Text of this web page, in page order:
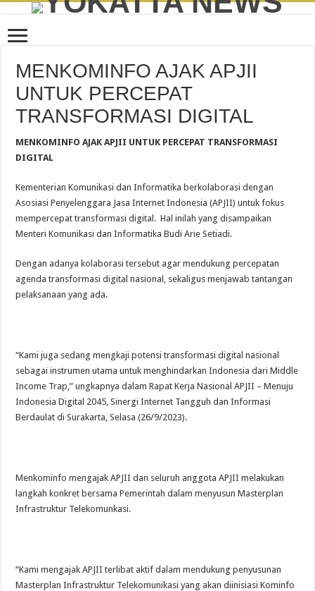
MENKOMINFO AJAK APJII
UNTUK PERCEPAT
TRANSFORMASI DIGITAL
MENKOMINFO AJAK APJII UNTUK PERCEPAT TRANSFORMASI
DIGITAL
Kementerian Komunikasi dan Informatika berkolaborasi dengan
Asosiasi Penyelenggara Jasa Internet Indonesia (APJII) untuk fokus
mempercepat transformasi digital. Hal inilah yang disampaikan
Menteri Komunikasi dan Informatika Budi Arie Setiadi.
Dengan adanya kolaborasi tersebut agar mendukung percepatan
agenda transformasi digital nasional, sekaligus menjawab tantangan
pelaksanaan yang ada.
“Kami juga sedang mengkaji potensi transformasi digital nasional
sebagai instrumen utama untuk menghindarkan Indonesia dari Middle
Income Trap,” ungkapnya dalam Rapat Kerja Nasional APJII – Menuju
Indonesia Digital 2045, Sinergi Internet Tangguh dan Informasi
Berdaulat di Surakarta, Selasa (26/9/2023).
Menkominfo mengajak APJII dan seluruh anggota APJII melakukan
langkah konkret bersama Pemerintah dalam menyusun Masterplan
Infrastruktur Telekomunkasi.
“Kami mengajak APJII terlibat aktif dalam mendukung penyusunan
Masterplan Infrastruktur Telekomunikasi yang akan diinisiasi Kominfo